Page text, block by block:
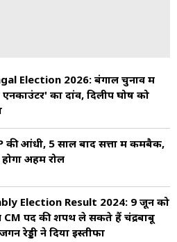
Election 2026: बंगाल चुनाव में
एनकाउंटर' का दांव, दिलीप घोष को
की आंधी, 5 साल बाद सत्ता में कमबैक,
अहम रोल
Election Result 2024: 9 जून को
CM पद की शपथ ले सकते हैं चंद्रबाबू
रेड्डी ने दिया इस्तीफा